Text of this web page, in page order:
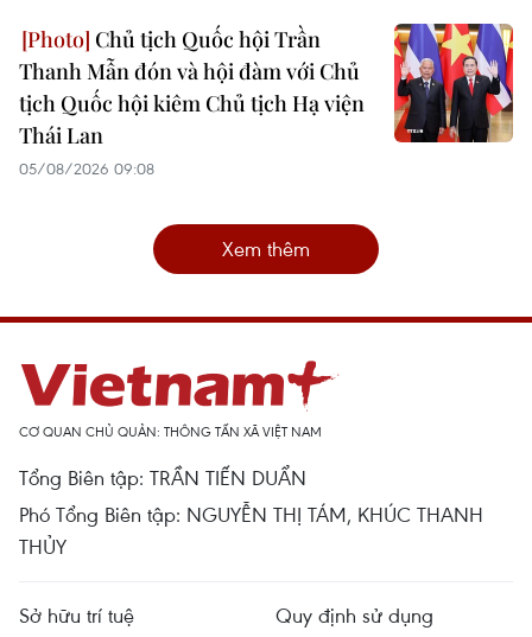
Chủ tịch Quốc hội Trần
Thanh Mẫn đón và hội đàm với Chủ
tịch Quốc hội kiêm Chủ tịch Hạ viện
Thái Lan
05/08/2026 09:08
Xem thêm
CƠ QUAN CHỦ QUẢN: THÔNG TẤN XÃ VIỆT NAM
Tổng Biên tập: TRẦN TIẾN DUẨN
Phó Tổng Biên tập: NGUYỄN THỊ TÁM, KHÚC THANH
THỦY
Sở hữu trí tuệ Quy định sử dụng